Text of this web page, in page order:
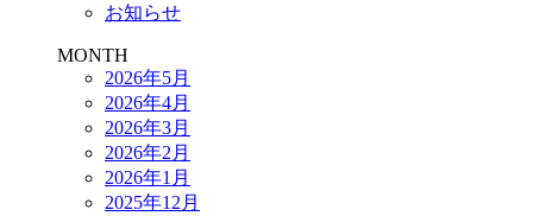
お知らせ
MONTH
2026年5月
2026年4月
2026年3月
2026年2月
2026年1月
2025年12月